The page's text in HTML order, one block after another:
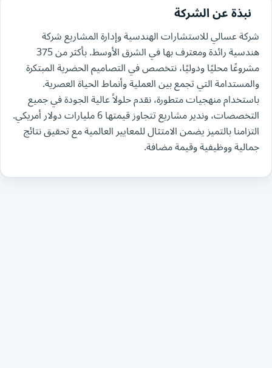
نبذة عن الشركة
شركة عسالي للاستشارات الهندسية وإدارة المشاريع شركة
هندسية رائدة ومعترف بها في الشرق الأوسط. بأكثر من 375
مشروعًا محليًا ودوليًا، نتخصص في التصاميم الحضرية المبتكرة
والمستدامة التي تجمع بين العملية وأنماط الحياة العصرية.
باستخدام منهجيات متطورة، نقدم حلولاً عالية الجودة في جميع
التخصصات، وندير مشاريع تتجاوز قيمتها 6 مليارات دولار أمريكي.
التزامنا بالتميز يضمن الامتثال للمعايير العالمية مع تحقيق نتائج
جمالية ووظيفية وقيمة مضافة.